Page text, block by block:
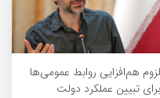
لزوم هم‌افزایی روابط‌ عمومی‌ها
برای تبیین عملکرد دولت